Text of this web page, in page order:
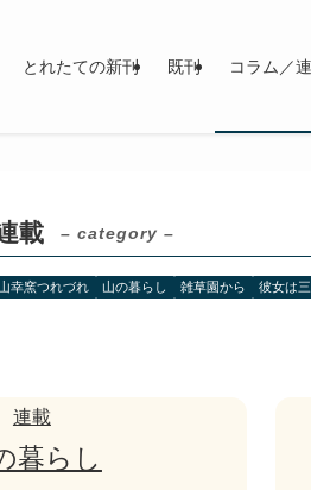
とれたての新刊 既刊 コラム／
載 – category –
幸窯つれづれ 山の暮らし 雑草園から 彼女は
連載
暮らし